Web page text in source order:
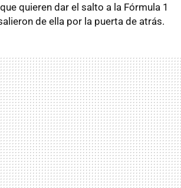
quieren dar el salto a la Fórmula 1
de ella por la puerta de atrás.